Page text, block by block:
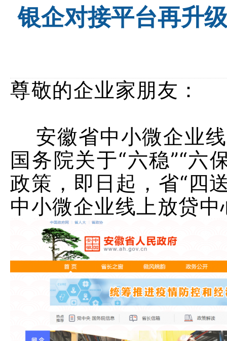
银企对接平台再升
尊敬的企业家朋友：
安徽省中小微企业线
国务院关于“六稳”“六
政策，即日起，省“四
中小微企业线上放贷中